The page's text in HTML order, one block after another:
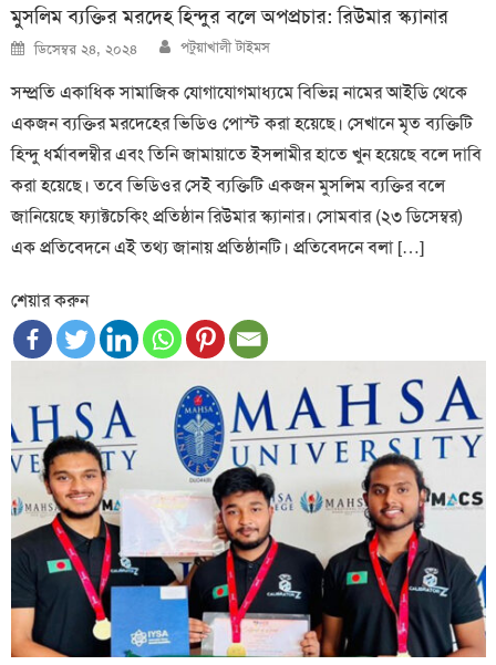
মুসলিম ব্যক্তির মরদেহ হিন্দুর বলে অপপ্রচার: রিউমার স্ক্যানার
Posted
on
ডিসেম্বর ২৪, ২০২৪ Author
পটুয়াখালী টাইমস
সম্প্রতি একাধিক সামাজিক যোগাযোগমাধ্যমে বিভিন্ন নামের আইডি থেকে
একজন ব্যক্তির মরদেহের ভিডিও পোস্ট করা হয়েছে। সেখানে মৃত ব্যক্তিটি
হিন্দু ধর্মাবলম্বীর এবং তিনি জামায়াতে ইসলামীর হাতে খুন হয়েছে বলে দাবি
করা হয়েছে। তবে ভিডিওর সেই ব্যক্তিটি একজন মুসলিম ব্যক্তির বলে
জানিয়েছে ফ্যাক্টচেকিং প্রতিষ্ঠান রিউমার স্ক্যানার। সোমবার (২৩ ডিসেম্বর)
এক প্রতিবেদনে এই তথ্য জানায় প্রতিষ্ঠানটি। প্রতিবেদনে বলা […]
শেয়ার করুন